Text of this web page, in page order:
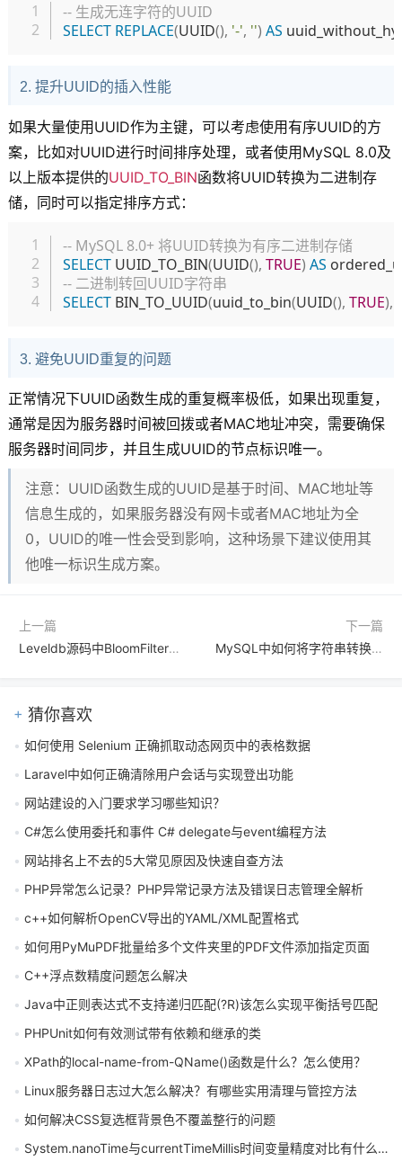
-- 生成无连字符的UUID
SELECT REPLACE(UUID(), '-', '') AS
2. 提升UUID的插入性能
如果大量使用UUID作为主键，可以考虑使用有序UUID的方
案，比如对UUID进行时间排序处理，或者使用MySQL 8.0及
以上版本提供的UUID_TO_BIN函数将UUID转换为二进制存
储，同时可以指定排序方式：
-- MySQL 8.0+ 将UUID转换为有序二进制存储
SELECT UUID_TO_BIN(UUID(), TRUE) AS
-- 二进制转回UUID字符串
SELECT BIN_TO_UUID(uuid_to_bin(UUID(), TRUE),
3. 避免UUID重复的问题
正常情况下UUID函数生成的重复概率极低，如果出现重复，
通常是因为服务器时间被回拨或者MAC地址冲突，需要确保
服务器时间同步，并且生成UUID的节点标识唯一。
注意：UUID函数生成的UUID是基于时间、MAC地址等
信息生成的，如果服务器没有网卡或者MAC地址为全
0，UUID的唯一性会受到影响，这种场景下建议使用其
他唯一标识生成方案。
上一篇
Leveldb源码中BloomFilter模块是如何实现的
下一篇
MySQL中如何将字符串转换为数字
猜你喜欢
如何使用 Selenium 正确抓取动态网页中的表格数据
Laravel中如何正确清除用户会话与实现登出功能
网站建设的入门要求学习哪些知识？
C#怎么使用委托和事件 C# delegate与event编程方法
网站排名上不去的5大常见原因及快速自查方法
PHP异常怎么记录？PHP异常记录方法及错误日志管理全解析
c++如何解析OpenCV导出的YAML/XML配置格式
如何用PyMuPDF批量给多个文件夹里的PDF文件添加指定页面
C++浮点数精度问题怎么解决
Java中正则表达式不支持递归匹配(?R)该怎么实现平衡括号匹配
PHPUnit如何有效测试带有依赖和继承的类
XPath的local-name-from-QName()函数是什么？怎么使用？
Linux服务器日志过大怎么解决？有哪些实用清理与管控方法
如何解决CSS复选框背景色不覆盖整行的问题
System.nanoTime与currentTimeMillis时间变量精度对比有什么区别